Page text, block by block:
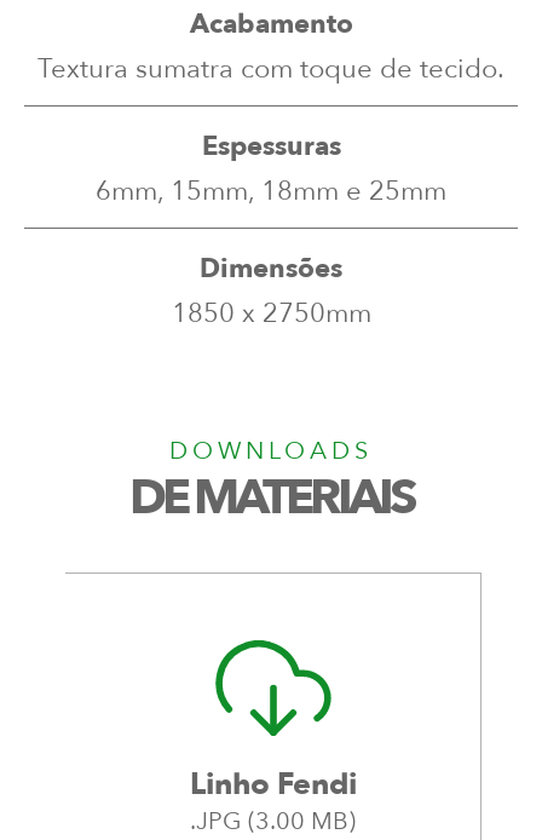
Acabamento
Textura sumatra com toque de tecido.
Espessuras
6mm, 15mm, 18mm e 25mm
Dimensões
1850 x 2750mm
DOWNLOADS
DE MATERIAIS
Linho Fendi
.JPG (3.00 MB)